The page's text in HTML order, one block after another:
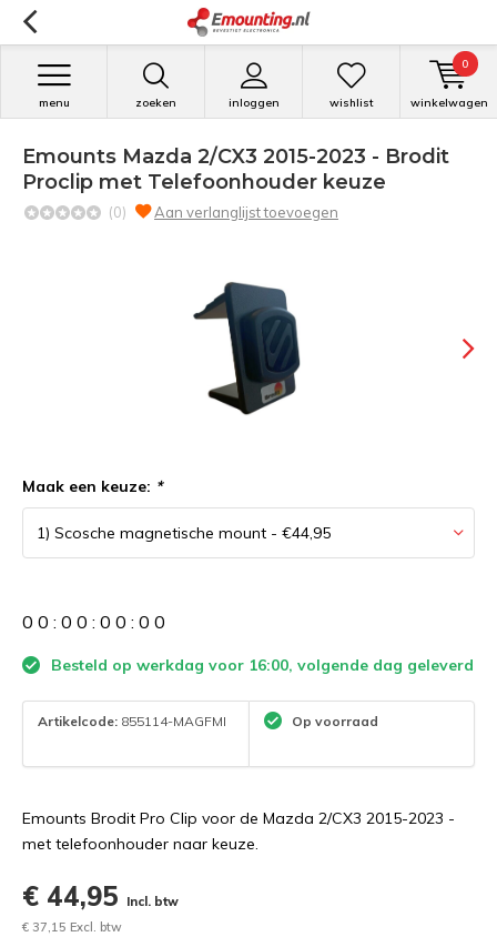
zoeken inloggen
menu wishlist winkelwagen
0
Emounts Mazda 2/CX3 2015-2023 - Brodit
Proclip met Telefoonhouder keuze
(0) Aan verlanglijst toevoegen
Maak een keuze: *
0 0 : 0 0 : 0 0 : 0 0
Besteld op werkdag voor 16:00, volgende dag geleverd
Artikelcode: 855114-MAGFMI Op voorraad
Emounts Brodit Pro Clip voor de Mazda 2/CX3 2015-2023 -
met telefoonhouder naar keuze.
€ 44,95
Incl. btw
€ 37,15 Excl. btw